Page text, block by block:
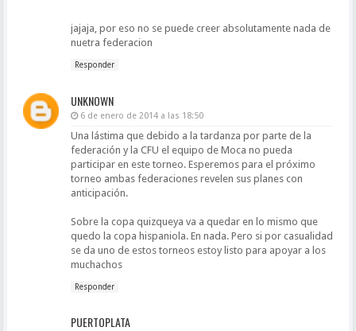
jajaja, por eso no se puede creer absolutamente nada de
nuetra federacion
Responder
UNKNOWN
6 de enero de 2014 a las 18:50
Una lástima que debido a la tardanza por parte de la
federación y la CFU el equipo de Moca no pueda
participar en este torneo. Esperemos para el próximo
torneo ambas federaciones revelen sus planes con
anticipación.
Sobre la copa quizqueya va a quedar en lo mismo que
quedo la copa hispaniola. En nada. Pero si por casualidad
se da uno de estos torneos estoy listo para apoyar a los
muchachos
Responder
PUERTOPLATA